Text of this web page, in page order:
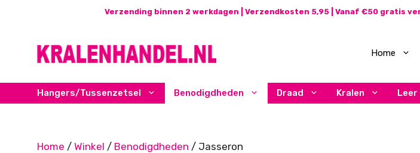
Verzending binnen 2 werkdagen | Verzendkosten 5,95 | Vanaf €50 gratis
Home
Hangers/Tussenzetsel Benodigdheden Draad Kralen Leer
Home / Winkel / Benodigdheden / Jasseron